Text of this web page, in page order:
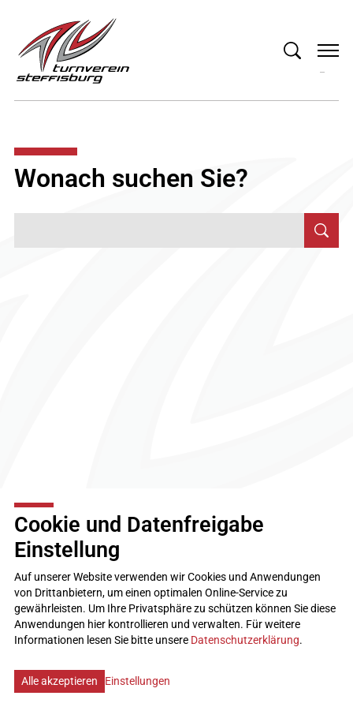
Wonach suchen Sie?
TV Steffisburg
kontakt
tvsteffisburg.ch
Impressum
Disclaimer
Datenschutz
created by Internetgalerie AG
Cookie und Datenfreigabe
Einstellung
Auf unserer Website verwenden wir Cookies und Anwendungen
von Drittanbietern, um einen optimalen Online-Service zu
gewährleisten. Um Ihre Privatsphäre zu schützen können Sie diese
Anwendungen hier kontrollieren und verwalten. Für weitere
Informationen lesen Sie bitte unsere Datenschutzerklärung.
Alle akzeptieren Einstellungen